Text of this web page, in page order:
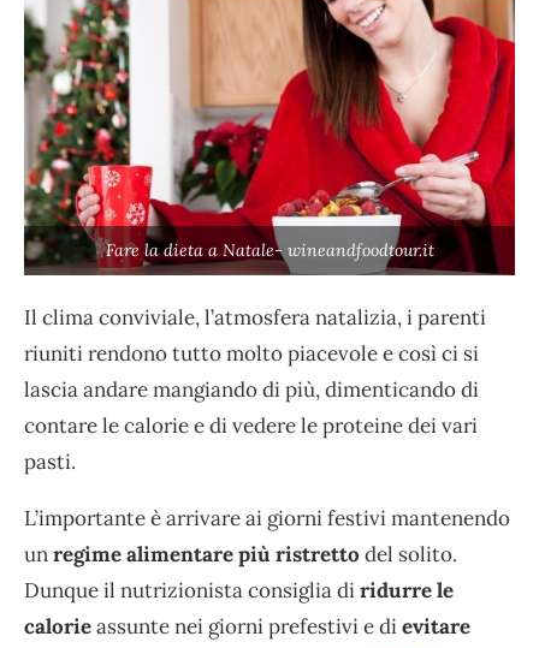
Fare la dieta a Natale- wineandfoodtour.it
Il clima conviviale, l’atmosfera natalizia, i parenti
riuniti rendono tutto molto piacevole e così ci si
lascia andare mangiando di più, dimenticando di
contare le calorie e di vedere le proteine dei vari
pasti.
L’importante è arrivare ai giorni festivi mantenendo
unregime alimentare più ristretto del solito.
Dunque il nutrizionista consiglia diridurre le
calorieassunte nei giorni prefestivi e dievitare